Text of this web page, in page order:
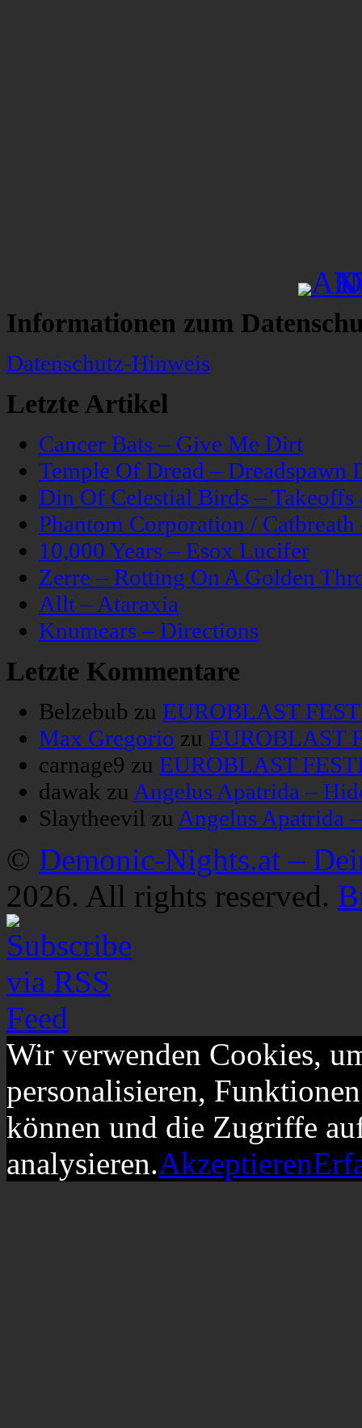
Informationen zum
Datenschutz-Hinweis
Letzte Artikel
Cancer Bats – Give Me Dirt
Temple Of Dread – Dreadspawn
Din Of Celestial Birds –
Phantom Corporation /
10,000 Years – Esox Lucifer
Zerre – Rotting On A Golden
Allt – Ataraxia
Knumears – Directions
Letzte Kommentare
Belzebub zu EUROBLAST
Max Gregorio zu EUROBLAST
carnage9 zu EUROBLAST
dawak zu Angelus Apatrida –
Slaytheevil zu Angelus Apatrida
© Demonic-Nights.at –
2026. All rights reserved.
Wir verwenden Cookies,
personalisieren,
können und die Zugriffe
analysieren.Akzeptieren